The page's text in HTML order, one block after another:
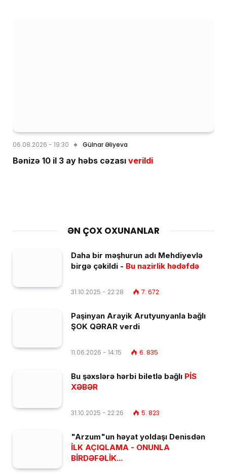
06.08.2026 - 19:30 Gülnar Əliyeva
Bənizə 10 il 3 ay həbs cəzası verildi
ƏN ÇOX OXUNANLAR
Daha bir məşhurun adı Mehdiyevlə
birgə çəkildi - Bu nazirlik hədəfdə
31.10.2025 - 22:28 7. 672
Paşinyan Arayik Arutyunyanla bağlı
ŞOK QƏRAR verdi
11.06.2026 - 14:15 6. 835
Bu şəxslərə hərbi biletlə bağlı PİS
XƏBƏR
31.10.2025 - 22:26 5. 823
"Arzum"un həyat yoldaşı Denisdən
İLK AÇIQLAMA - ONUNLA
BİRDƏFƏLİK...